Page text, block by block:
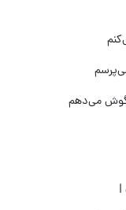
گوش می‌دهم
|